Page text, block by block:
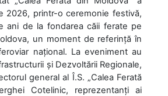
2026, printr-o ceremonie festivă,
ani de la fondarea căii ferate pe
un moment de referință în
național. La eveniment au
și Dezvoltării Regionale,
general al Î.S. „Calea Ferată
Cotelinic, reprezentanți ai